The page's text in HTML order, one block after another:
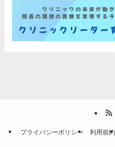
プライバシーポリシー 利用規約